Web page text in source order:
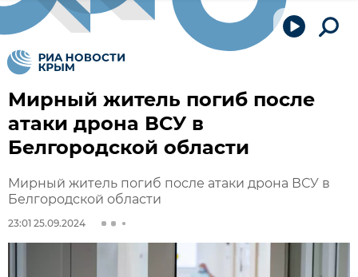
Мирный житель погиб после
атаки дрона ВСУ в
Белгородской области
Мирный житель погиб после атаки дрона ВСУ в
Белгородской области
23:01 25.09.2024